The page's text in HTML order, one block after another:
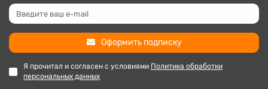
Оформить подписку
Я прочитал и согласен с условиями Политика обработки
персональных данных